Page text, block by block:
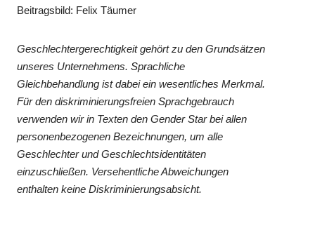
Beitragsbild: Felix Täumer
Geschlechtergerechtigkeit gehört zu den Grundsätzen
unseres Unternehmens. Sprachliche
Gleichbehandlung ist dabei ein wesentliches Merkmal.
Für den diskriminierungsfreien Sprachgebrauch
verwenden wir in Texten den Gender Star bei allen
personenbezogenen Bezeichnungen, um alle
Geschlechter und Geschlechtsidentitäten
einzuschließen. Versehentliche Abweichungen
enthalten keine Diskriminierungsabsicht.